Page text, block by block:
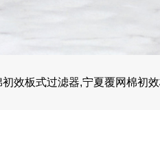
效板式过滤器,宁夏覆网棉初